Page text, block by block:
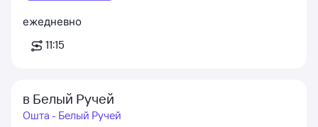
ежедневно
11:15
в Белый Ручей
Ошта - Белый Ручей